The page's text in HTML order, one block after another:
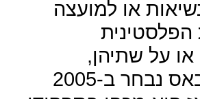
או למועצה
על שתיהן,
מחמוד עבאס נבחר ב-2005